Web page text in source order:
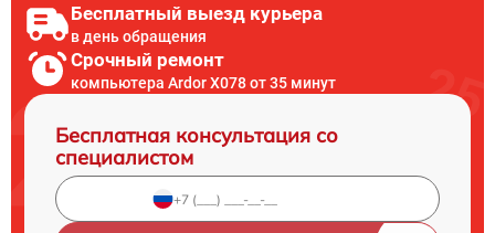
Бесплатный выезд курьера
в день обращения
Срочный ремонт
компьютера Ardor X078 от 35 минут
Бесплатная консультация со
специалистом